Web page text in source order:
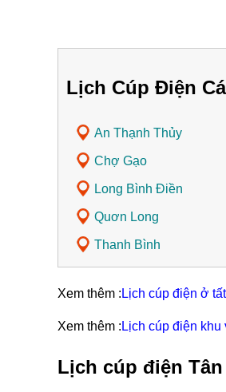
Lịch Cúp Điện
An Thạnh Thủy
Chợ Gạo
Long Bình Điền
Quơn Long
Thanh Bình
Xem thêm : Lịch cúp điện ở
Xem thêm : Lịch cúp điện
Lịch cúp điện